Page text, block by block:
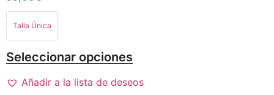
Talla Única
Seleccionar opciones
Añadir a la lista de deseos